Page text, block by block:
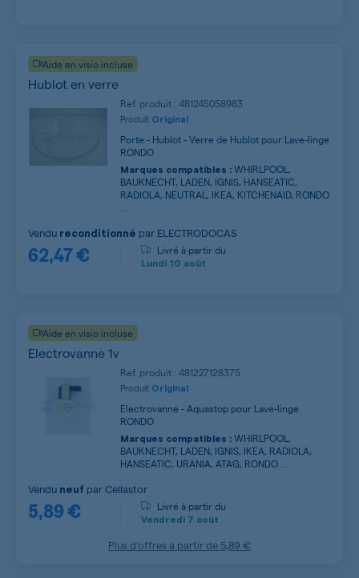
Aide en visio incluse
Hublot en verre
Ref. produit : 481245058983
Produit Original
Porte - Hublot - Verre de Hublot pour Lave-linge
RONDO
Marques compatibles : WHIRLPOOL,
BAUKNECHT, LADEN, IGNIS, HANSEATIC,
RADIOLA, NEUTRAL, IKEA, KITCHENAID, RONDO
62,47 €
Vendu reconditionné par ELECTRODOCAS
Livré à partir du
Lundi 10 août
Aide en visio incluse
Electrovanne 1v
Ref. produit : 481227128375
Produit Original
Electrovanne - Aquastop pour Lave-linge
RONDO
Marques compatibles : WHIRLPOOL,
BAUKNECHT, LADEN, IGNIS, IKEA, RADIOLA,
HANSEATIC, URANIA, ATAG, RONDO ...
5,89 €
Vendu neuf parCellastor
Livré à partir du
Vendredi 7 août
Plus d’offres à partir de 5,89 €